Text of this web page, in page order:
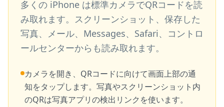
多くの iPhone は標準カメラでQRコードを読
み取れます。スクリーンショット、保存した
写真、メール、Messages、Safari、コントロ
ールセンターからも読み取れます。
カメラを開き、QRコードに向けて画面上部の通
知をタップします。写真やスクリーンショット内
のQRは写真アプリの検出リンクを使います。